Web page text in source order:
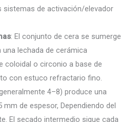
sistemas de activación/elevador
: El conjunto de cera se sumerge
una lechada de cerámica
coloidal o circonio a base de
con estuco refractario fino.
4–8) produce una
mm de espesor, Dependiendo del
El secado intermedio sigue cada